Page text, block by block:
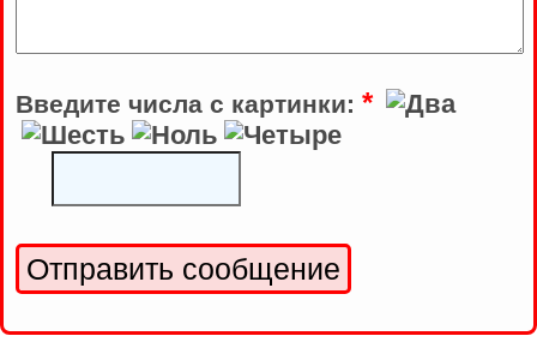
Введите числа с картинки: *